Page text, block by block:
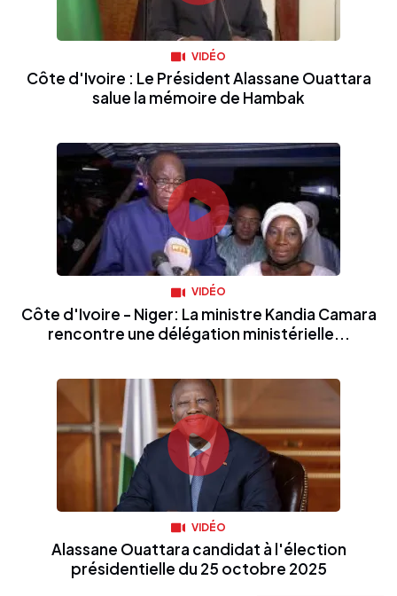
VIDÉO
Côte d'Ivoire : Le Président Alassane Ouattara
salue la mémoire de Hambak
VIDÉO
Côte d'Ivoire - Niger: La ministre Kandia Camara
rencontre une délégation ministérielle...
VIDÉO
Alassane Ouattara candidat à l'élection
présidentielle du 25 octobre 2025